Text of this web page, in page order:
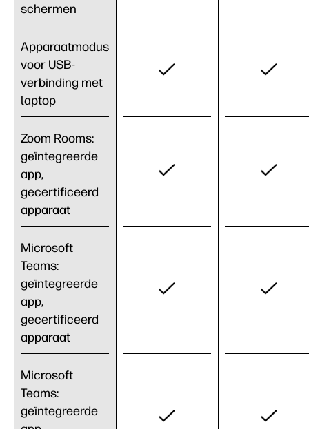
schermen
Apparaatmodus
voor USB-
verbinding met
laptop
Zoom Rooms:
geïntegreerde
app,
gecertificeerd
apparaat
Microsoft
Teams:
geïntegreerde
app,
gecertificeerd
apparaat
Microsoft
Teams:
geïntegreerde